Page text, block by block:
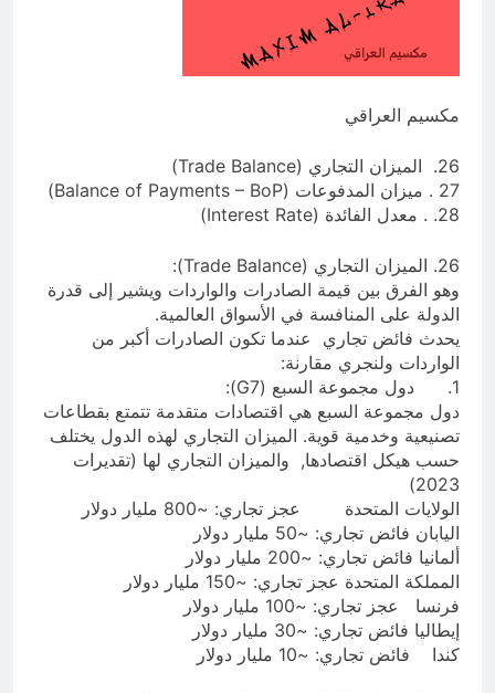
تفكيك شلل الطاقة: الاقتصاد السياسي
لأزمة الكهرباء في العراق
مكسيم العراقي
26. الميزان التجاري (Trade Balance)
27 . ميزان المدفوعات (Balance of Payments – BoP)
28. . معدل الفائدة (Interest Rate)
26. الميزان التجاري (Trade Balance):
وهو الفرق بين قيمة الصادرات والواردات ويشير إلى قدرة
الدولة على المنافسة في الأسواق العالمية.
يحدث فائض تجاري عندما تكون الصادرات أكبر من
الواردات ولنجري مقارنة:
1. دول مجموعة السبع (G7):
دول مجموعة السبع هي اقتصادات متقدمة تتمتع بقطاعات
تصنيعية وخدمية قوية. الميزان التجاري لهذه الدول يختلف
حسب هيكل اقتصادها, والميزان التجاري لها (تقديرات
2023)
الولايات المتحدة عجز تجاري: ~800 مليار دولار
اليابان فائض تجاري: ~50 مليار دولار
ألمانيا فائض تجاري: ~200 مليار دولار
المملكة المتحدة عجز تجاري: ~150 مليار دولار
فرنسا عجز تجاري: ~100 مليار دولار
إيطاليا فائض تجاري: ~30 مليار دولار
كندا فائض تجاري: ~10 مليار دولار